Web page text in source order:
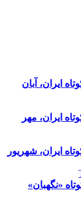
ایران، آبان
ایران، مهر
ایران، شهریور
«نگهبان»